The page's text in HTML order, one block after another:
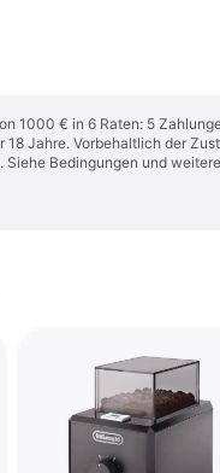
1000 € in 6 Raten: 5
Jahre. Vorbehaltlich der
Bedingungen und